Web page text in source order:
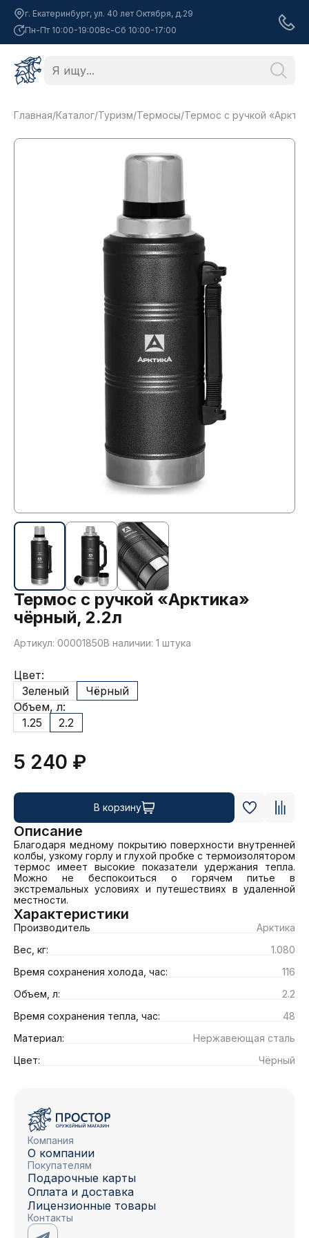
г. Екатеринбург, ул. 40 лет Октября, д.29
Пн-Пт 10:00-19:00Вс-Сб 10:00-17:00
Главная/Каталог/Туризм/Термосы/Термос с ручкой
Термос с ручкой «Арктика»
чёрный, 2.2л
Артикул: 00001850В наличии: 1 штука
Цвет:
Зеленый
Чёрный
Объем, л:
1.25
2.2
5 240 ₽
В корзину
Описание
Благодаря медному покрытию поверхности внутренней
колбы, узкому горлу и глухой пробке с термоизолятором
термос имеет высокие показатели удержания тепла.
Можно не беспокоиться о горячем питье в
экстремальных условиях и путешествиях в удаленной
местности.
Характеристики
Производитель
Арктика
Вес, кг:
1.080
Время сохранения холода, час:
116
Объем, л:
2.2
Время сохранения тепла, час:
48
Материал:
Нержавеющая сталь
Цвет:
Чёрный
Компания
О компании
Покупателям
Подарочные карты
Оплата и доставка
Лицензионные товары
Контакты